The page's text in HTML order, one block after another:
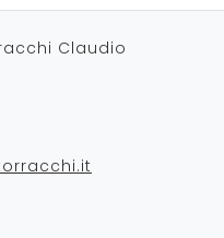
Claudio